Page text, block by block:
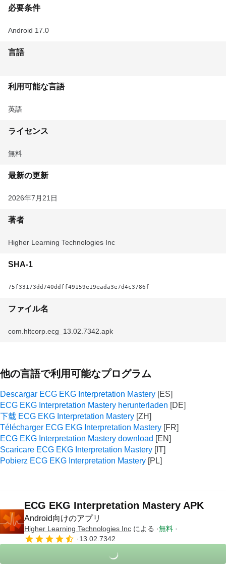
必要条件
Android 17.0
言語
利用可能な言語
英語
ライセンス
無料
最新の更新
2026年7月21日
著者
Higher Learning Technologies Inc
SHA-1
75f33173dd740ddff49159e19eada3e7d4c3786f
ファイル名
com.hltcorp.ecg_13.02.7342.apk
他の言語で利用可能なプログラム
Descargar ECG EKG Interpretation Mastery
ECG EKG Interpretation Mastery herunterladen
下载 ECG EKG Interpretation Mastery
Télécharger ECG EKG Interpretation Mastery
ECG EKG Interpretation Mastery download
Scaricare ECG EKG Interpretation Mastery
Pobierz ECG EKG Interpretation Mastery
ECG EKG Interpretation Mastery APK
Android向けのアプリ
Higher Learning Technologies Inc による
無料
13.02.7342